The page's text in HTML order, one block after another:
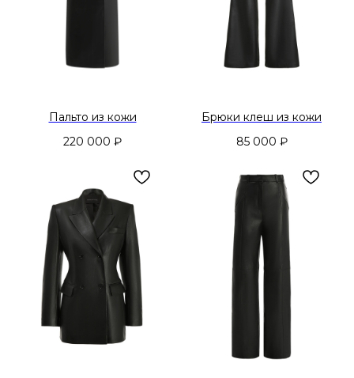
Пальто из кожи
220 000 ₽
Брюки клеш из кожи
85 000 ₽